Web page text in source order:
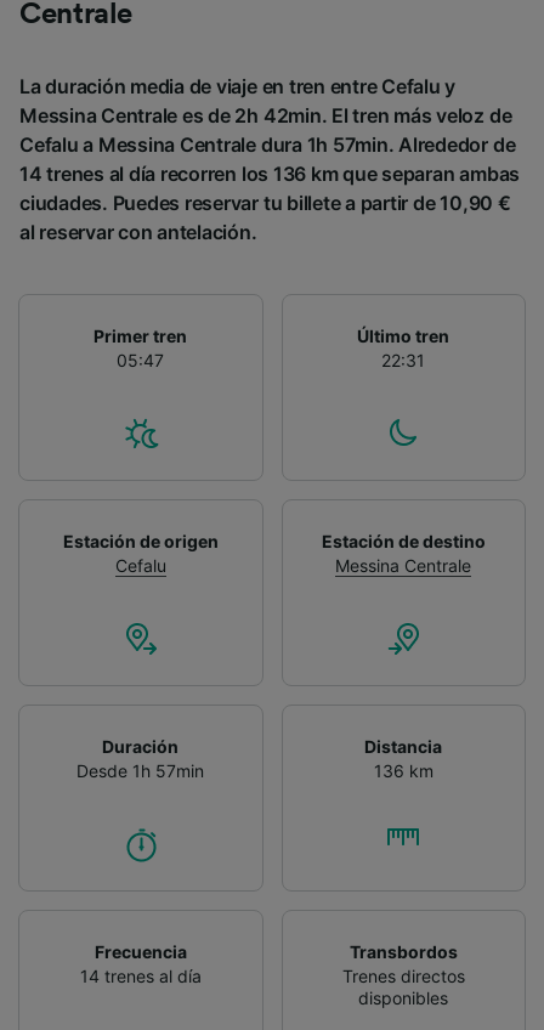
Centrale
La duración media de viaje en tren entre Cefalu y
Messina Centrale es de 2h 42min. El tren más veloz de
Cefalu a Messina Centrale dura 1h 57min. Alrededor de
14 trenes al día recorren los 136 km que separan ambas
ciudades. Puedes reservar tu billete a partir de 10,90 €
al reservar con antelación.
Primer tren
05:47
Último tren
22:31
Estación de origen
Cefalu
Estación de destino
Messina Centrale
Duración
Desde 1h 57min
Distancia
136 km
Frecuencia
14 trenes al día
Transbordos
Trenes directos
disponibles